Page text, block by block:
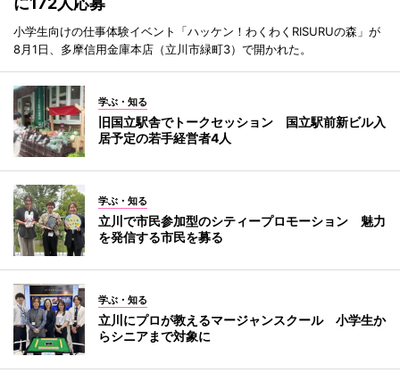
小学生向けの仕事体験イベント「ハッケン！わくわくRISURUの森」が
8月1日、多摩信用金庫本店（立川市緑町3）で開かれた。
学ぶ・知る
旧国立駅舎でトークセッション 国立駅前新ビル入
居予定の若手経営者4人
学ぶ・知る
立川で市民参加型のシティープロモーション 魅力
を発信する市民を募る
学ぶ・知る
立川にプロが教えるマージャンスクール 小学生か
らシニアまで対象に